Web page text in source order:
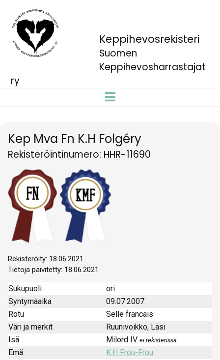
Keppihevosrekisteri
Suomen
Keppihevosharrastajat
ry
Kep Mva Fn K.H Folgéry
Rekisteröintinumero: HHR-11690
Rekisteröity: 18.06.2021
Tietoja päivitetty: 18.06.2021
Sukupuoli
ori
Syntymäaika
09.07.2007
Rotu
Selle francais
Väri ja merkit
Ruunivoikko, Läsi
Isä
Milord IV ei rekisterissä
Emä
K.H Frou-Frou